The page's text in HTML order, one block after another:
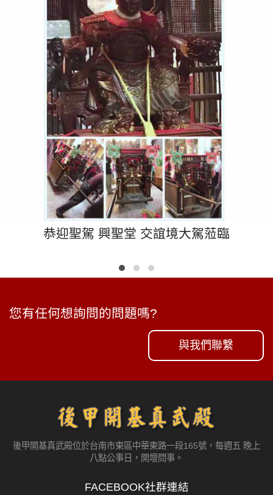
恭迎聖駕 興聖堂 交誼境大駕蒞臨
您有任何想詢問的問題嗎?
與我們聯繫
後甲開基真武殿位於台南市東區中華東路一段165號，每週五 晚上
八點公事日，開壇問事。
FACEBOOK社群連結